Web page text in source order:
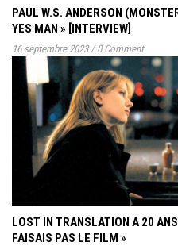
PAUL W.S. ANDERSON
YES MAN » [INTERVIEW]
16 septembre 2023 / 0 Comment
LOST IN TRANSLATION A 20
FAISAIS PAS LE FILM »